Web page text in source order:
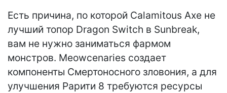
Есть причина, по которой Calamitous Axe не
лучший топор Dragon Switch в Sunbreak,
вам не нужно заниматься фармом
монстров. Meowcenaries создает
компоненты Смертоносного зловония, а для
улучшения Рарити 8 требуются ресурсы